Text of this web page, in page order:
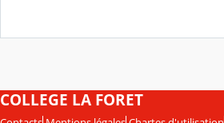
COLLEGE LA FORET